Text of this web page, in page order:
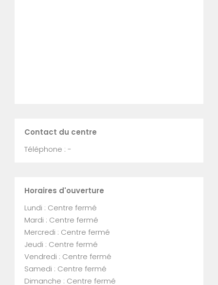
Contact du centre
Téléphone : -
Horaires d'ouverture
Lundi : Centre fermé
Mardi : Centre fermé
Mercredi : Centre fermé
Jeudi : Centre fermé
Vendredi : Centre fermé
Samedi : Centre fermé
Dimanche : Centre fermé